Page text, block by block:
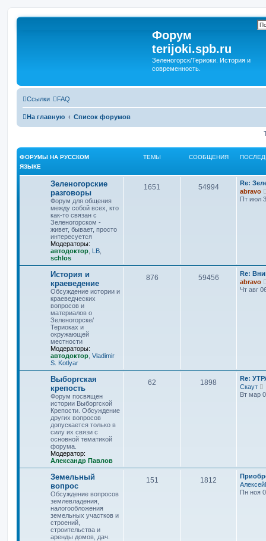
Форум
terijoki.spb.ru
Зеленогорск/Териоки. История и
современность.
Ссылки FAQ
На главную Список форумов
ФОРУМЫ НА РУССКОМ
ЯЗЫКЕ
ТЕМЫ СООБЩЕНИЯ
Зеленогорские
разговоры
Форум для общения
между собой всех, кто
как-то связан с
Зеленогорском -
живет, бывает, просто
интересуется
Модераторы:
автодоктор LB
schlos
1651 54994
Re:
abravo
Пт июл
История и
краеведение
Обсуждение истории и
краеведческих
вопросов и
материалов о
Зеленогорске/
Териоках и
окружающей
местности
Модераторы:
автодоктор Vladimir
S. Kotlyar
876 59456
Re:
abravo
Чт авг
Выборгская
крепость
Форум посвящен
истории Выборгской
Крепости. Обсуждение
других вопросов
допускается только в
силу их связи с
основной тематикой
форума.
Модератор:
Александр Павлов
62 1898
Re:
Скаут
е
р
е
д
н
е
Вт мар
Земельный
вопрос
Обсуждение вопросов
землевладения,
налогообложения
земельных участков и
строений,
строительства и
аренды домов, дач.
151 1812
Пн ноя